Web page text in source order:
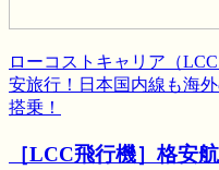
ローコストキャリア（
安旅行！日本国内線も海
搭乗！
［LCC飛行機］格安